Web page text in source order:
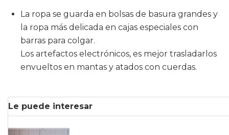
La ropa se guarda en bolsas de basura grandes y
la ropa más delicada en cajas especiales con
barras para colgar.
Los artefactos electrónicos, es mejor trasladarlos
envueltos en mantas y atados con cuerdas.
Le puede interesar